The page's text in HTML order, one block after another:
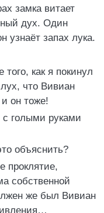
замка витает
дух. Один
узнаёт запах лука.
того, как я покинул
что Вивиан
он тоже!
с голыми руками
объяснить?
проклятие,
собственной
же был Вивиан